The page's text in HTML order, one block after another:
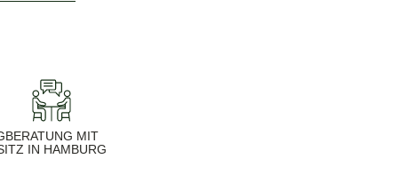
BERATUNG MIT
IN HAMBURG